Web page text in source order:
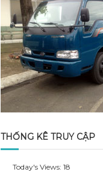
THỐNG KÊ TRUY CẬP
Today's Views:18